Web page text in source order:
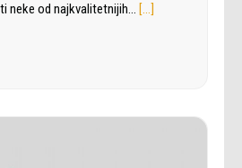
neke od najkvalitetnijih… […]